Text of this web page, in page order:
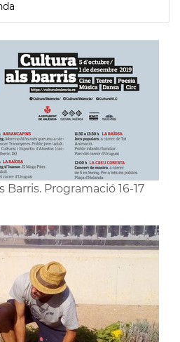
Barris. Programació 16-17